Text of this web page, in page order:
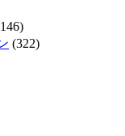
(322)